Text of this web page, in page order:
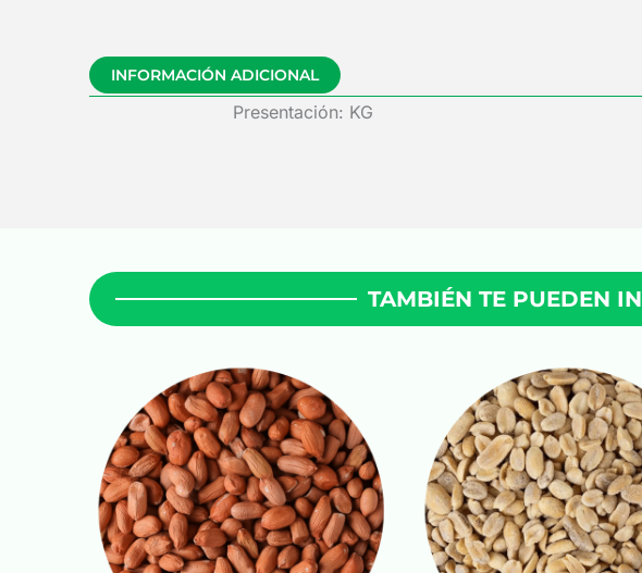
INFORMACIÓN ADICIONAL
Presentación: KG
TAMBIÉN TE PUEDEN